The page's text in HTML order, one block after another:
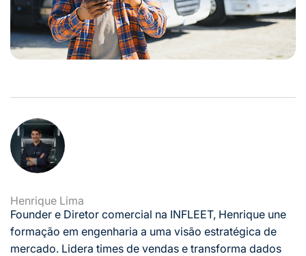
Henrique Lima
Founder e Diretor comercial na INFLEET, Henrique une
formação em engenharia a uma visão estratégica de
mercado. Lidera times de vendas e transforma dados